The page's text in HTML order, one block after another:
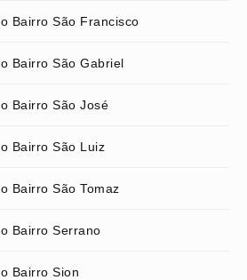
Bairro São Francisco
Bairro São Gabriel
Bairro São José
Bairro São Luiz
Bairro São Tomaz
Bairro Serrano
Bairro Sion